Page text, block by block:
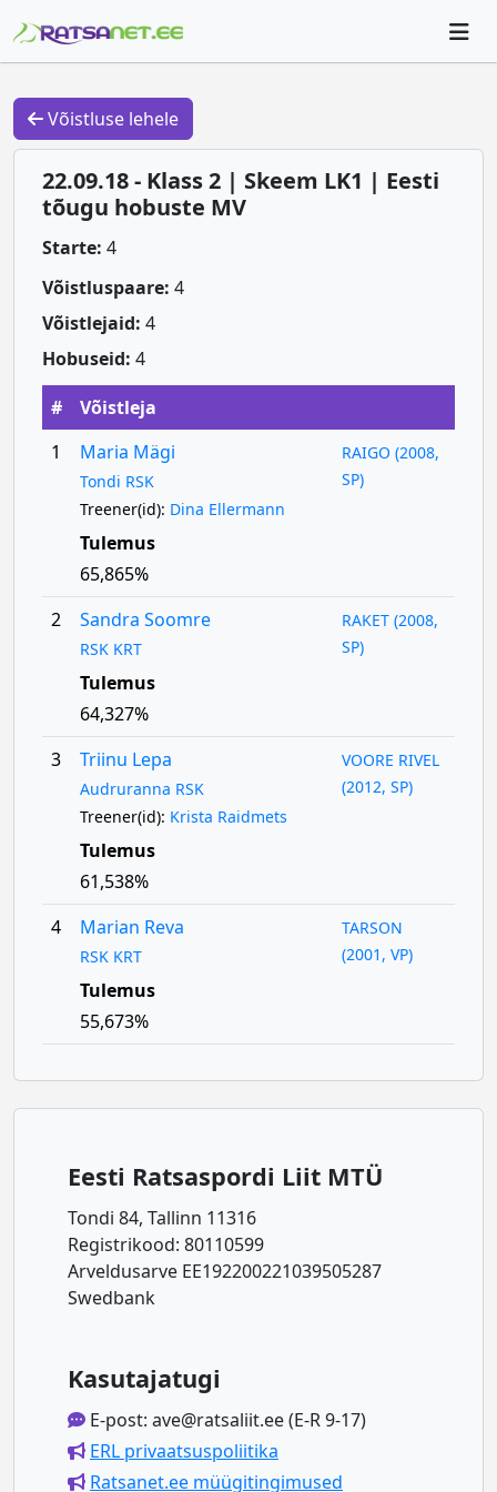
Võistluse lehele
22.09.18 - Klass 2 | Skeem LK1 | Eesti
tõugu hobuste MV
Starte: 4
Võistluspaare: 4
Võistlejaid: 4
Hobuseid: 4
#
Võistleja
1
Maria Mägi
Tondi RSK
Treener(id): Dina Ellermann
RAIGO (2008,
SP)
Tulemus
65,865%
2
Sandra Soomre
RSK KRT
RAKET (2008,
SP)
Tulemus
64,327%
3
Triinu Lepa
Audruranna RSK
Treener(id): Krista Raidmets
VOORE RIVEL
(2012, SP)
Tulemus
61,538%
4
Marian Reva
RSK KRT
TARSON
(2001, VP)
Tulemus
55,673%
Eesti Ratsaspordi Liit MTÜ
Tondi 84, Tallinn 11316
Registrikood: 80110599
Arveldusarve EE192200221039505287
Swedbank
Kasutajatugi
E-post: ave@ratsaliit.ee (E-R 9-17)
ERL privaatsuspoliitika
Ratsanet.ee müügitingimused